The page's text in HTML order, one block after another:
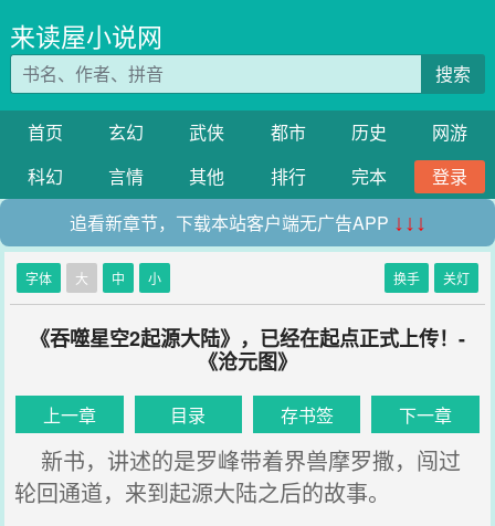
来读屋小说网
搜索
首页 玄幻 武侠 都市 历史
网游
科幻
言情 其他 排行 完本
登录
追看新章节，下载本站客户端无广告APP ↓↓↓
字体 大 中 小 换手 关灯
《吞噬星空2起源大陆》，已经在起点正式上传！-
《沧元图》
上一章 目录 存书签 下一章
新书，讲述的是罗峰带着界兽摩罗撒，闯过
轮回通道，来到起源大陆之后的故事。